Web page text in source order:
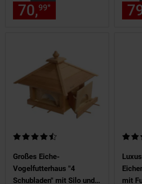
70,99* €
Großes Eiche-
Vogelfutterhaus "4
Schubladen" mit Silo und
Kundenbewertung: 4,6 von 5 Sternen
mit